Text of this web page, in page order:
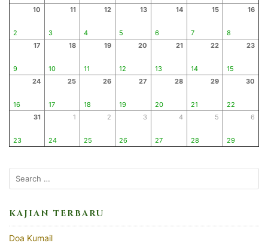
10
2
11
3
12
4
13
5
14
6
15
7
16
8
17
9
18
10
19
11
20
12
21
13
22
14
23
15
24
16
25
17
26
18
27
19
28
20
29
21
30
22
31
23
1
24
2
25
3
26
4
27
5
28
6
29
KAJIAN TERBARU
Doa Kumail